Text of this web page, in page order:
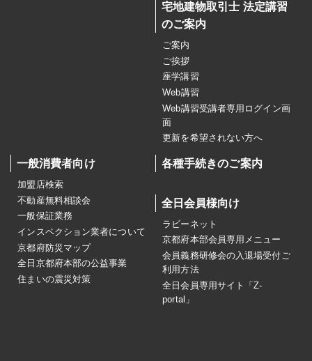
宅地建物取引士 法定講習
のご案内
ご案内
ご挨拶
座学講習
Web講習
Web講習受講者専用ログイン画
面
更新を希望されない方へ
一般消費者向け
加盟店検索
不動産無料相談会
一般保証業務
インスペクション業者について
京都府防災マップ
全日京都府本部の公益事業
住まいの震災対策
各種手続きのご案内
全日会員様向け
ラビーネット
京都府本部会員専用メニュー
会員義務研修会の入退場受付ご
利用方法
全日会員専用サイト「Z-
portal」